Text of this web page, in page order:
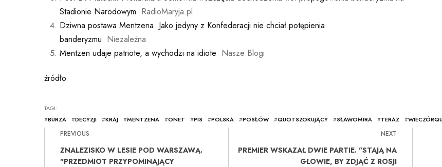
Stadionie Narodowym RadioMaryja.pl
Dziwna postawa Mentzena. Jako jedyny z Konfederacji nie chciał potępienia
banderyzmu Niezależna
Mentzen udaje patriote, a wychodzi na idiote Nasze Blogi
źródło
TAGI:
#BURZA #DECYZJI #KRAJ #MENTZENA #ONET #PIS #POLSKA #POSŁÓW #QUOTSZOKUJĄCY #SŁAWOMIRA #TERAZ #
PREVIOUS
ZNALEZISKO W LESIE POD WARSZAWĄ.
"PRZEDMIOT PRZYPOMINAJĄCY
NEXT
PREMIER WSKAZAŁ DWIE PARTIE. "STAJĄ NA
GŁOWIE, BY ZDJĄĆ Z ROSJI